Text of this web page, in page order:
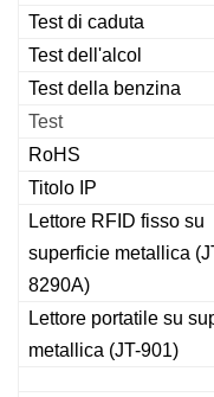
Test di caduta
Test dell'alcol
Test della benzina
Test
RoHS
Titolo IP
Lettore RFID fisso su
superficie metallica
8290A)
Lettore portatile su
metallica (JT-901)